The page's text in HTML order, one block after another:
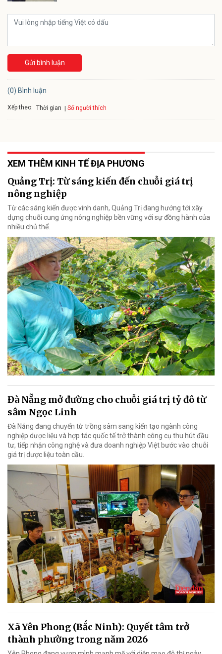
Gửi bình luận
(0) Bình luận
Xếp theo: Thời gian Số người thích
XEM THÊM KINH TẾ ĐỊA PHƯƠNG
Quảng Trị: Từ sáng kiến đến chuỗi giá trị
nông nghiệp
Từ các sáng kiến được vinh danh, Quảng Trị đang hướng tới xây
dựng chuỗi cung ứng nông nghiệp bền vững với sự đồng hành của
nhiều chủ thể.
Đà Nẵng mở đường cho chuỗi giá trị tỷ đô từ
sâm Ngọc Linh
Đà Nẵng đang chuyển từ trồng sâm sang kiến tạo ngành công
nghiệp dược liệu và hợp tác quốc tế trở thành công cụ thu hút đầu
tư, tiếp nhận công nghệ và đưa doanh nghiệp Việt bước vào chuỗi
giá trị dược liệu toàn cầu.
Xã Yên Phong (Bắc Ninh): Quyết tâm trở
thành phường trong năm 2026